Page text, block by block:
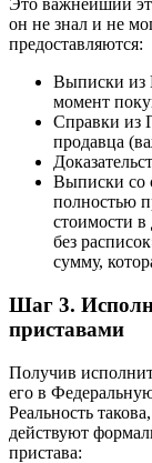
Это важнейший
он не знал и не
предоставляются:
Выписки из
момент
Справки из
продавца
Выписки со
полностью
стоимости в
без
сумму,
Шаг 3.
приставами
Получив
его в
Реальность
действуют
пристава: